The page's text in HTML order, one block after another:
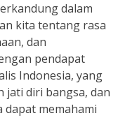
dalam
kita tentang rasa
dan
pendapat
Indonesia, yang
jati diri bangsa, dan
memahami